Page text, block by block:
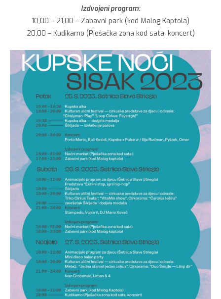
Izdvojeni program:
10,00 – 21,00 – Zabavni park (kod Malog Kaptola)
20,00 – Kudikamo (Pješačka zona kod sata, koncert)